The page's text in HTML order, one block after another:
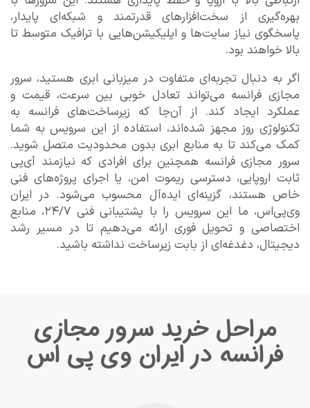
بهره‌گیری از سخت‌افزارهای قدرتمند و شبکه‌ای پایدار،
پاسخگوی نیاز سایت‌ها و اپلیکیشن‌هایی با ترافیک متوسط تا
بالا خواهند بود.
اگر به دنبال تجربه‌ای متفاوت در میزبانی ابری هستید، سرور
مجازی فرانسه می‌تواند تعادل خوبی بین سرعت، قیمت و
عملکرد ایجاد کند. از آن‌جا که زیرساخت‌های فرانسه به
تکنولوژی روز مجهز شده‌اند، استفاده از این سرویس به شما
کمک می‌کند تا به منابع ابری بدون محدودیت متصل شوید.
سرور مجازی فرانسه همچنین برای افرادی که نیازمند آی‌پی
ثابت اروپایی، دسترسی ریموت امن، یا اجرای پروژه‌های فنی
خاص هستند، گزینه‌ای ایده‌آل محسوب می‌شود. در ایران
وی‌پی‌اس، ما این سرویس را با پشتیبانی فنی ۲۴/۷، منابع
اختصاصی و تحویل فوری ارائه می‌دهیم تا در مسیر رشد
دیجیتال، دغدغه‌ای از بابت زیرساخت نداشته باشید.
مراحل خرید سرور مجازی
فرانسه در ایران وی پی اس